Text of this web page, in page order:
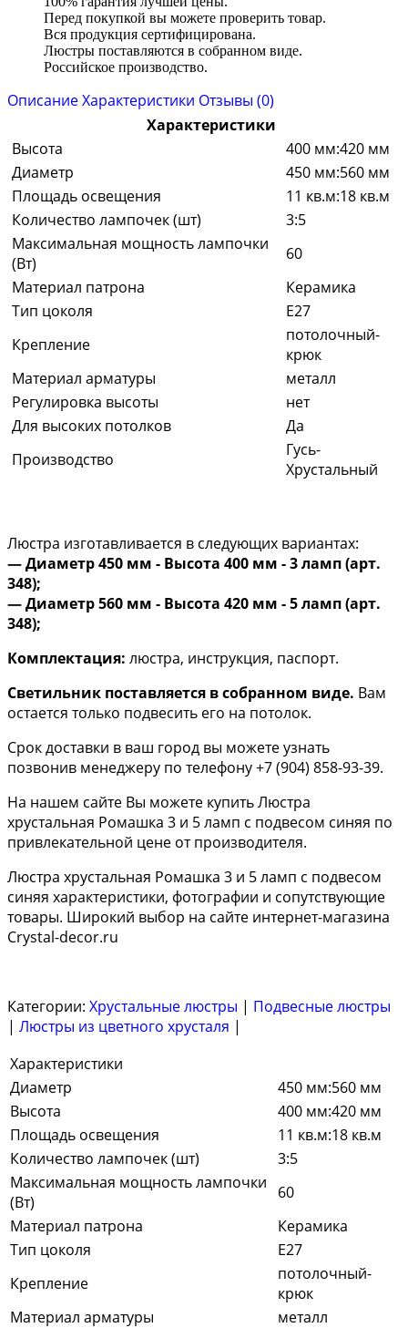
Перед покупкой вы можете проверить товар.
Вся продукция сертифицирована.
Люстры поставляются в собранном виде.
Российское производство.
ОписаниеХарактеристики Отзывы (0)
Характеристики
Высота
400 мм:420 мм
Диаметр
450 мм:560 мм
Площадь освещения
11 кв.м:18 кв.м
Количество лампочек (шт)
3:5
Максимальная мощность лампочки
(Вт)
60
Материал патрона
Керамика
Тип цоколя
E27
Крепление
потолочный-
крюк
Материал арматуры
металл
Регулировка высоты
нет
Для высоких потолков
Да
Производство
Гусь-
Хрустальный
Люстра изготавливается в следующих вариантах:
— Диаметр 450 мм - Высота 400 мм - 3 ламп (арт.
348);
​— Диаметр 560 мм - Высота 420 мм - 5 ламп (арт.
348);
Комплектация: люстра, инструкция, паспорт.
Светильник поставляется в собранном виде. Вам
остается только подвесить его на потолок.
Срок доставки в ваш город вы можете узнать
позвонив менеджеру по телефону +7 (904) 858-93-39.
На нашем сайте Вы можете купить Люстра
хрустальная Ромашка 3 и 5 ламп с подвесом синяя по
привлекательной цене от производителя.
Люстра хрустальная Ромашка 3 и 5 ламп с подвесом
синяя характеристики, фотографии и сопутствующие
товары. Широкий выбор на сайте интернет-магазина
Crystal-decor.ru
Категории: Хрустальные люстры | Подвесные люстры
| Люстры из цветного хрусталя |
Характеристики
Диаметр
450 мм:560 мм
Высота
400 мм:420 мм
Площадь освещения
11 кв.м:18 кв.м
Количество лампочек (шт)
3:5
Максимальная мощность лампочки
(Вт)
60
Материал патрона
Керамика
Тип цоколя
E27
Крепление
потолочный-
крюк
Материал арматуры
металл